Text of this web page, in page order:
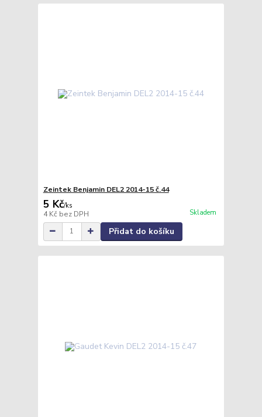
Zeintek Benjamin DEL2 2014-15 č.44
5 Kč/ks
4 Kč bez DPH Skladem
Přidat do košíku